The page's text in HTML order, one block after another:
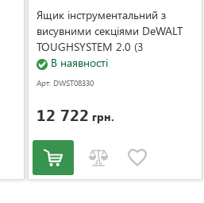
Ящик інструментальний з
висувними секціями DeWALT
TOUGHSYSTEM 2.0 (3
відділення) (DWST08330-1)
В наявності
Арт: DWST08330
12 722 грн.